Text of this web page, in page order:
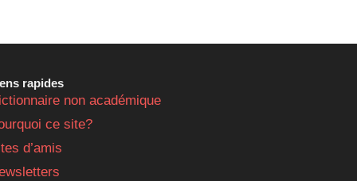
rapides
non académique
ce site?
d’amis